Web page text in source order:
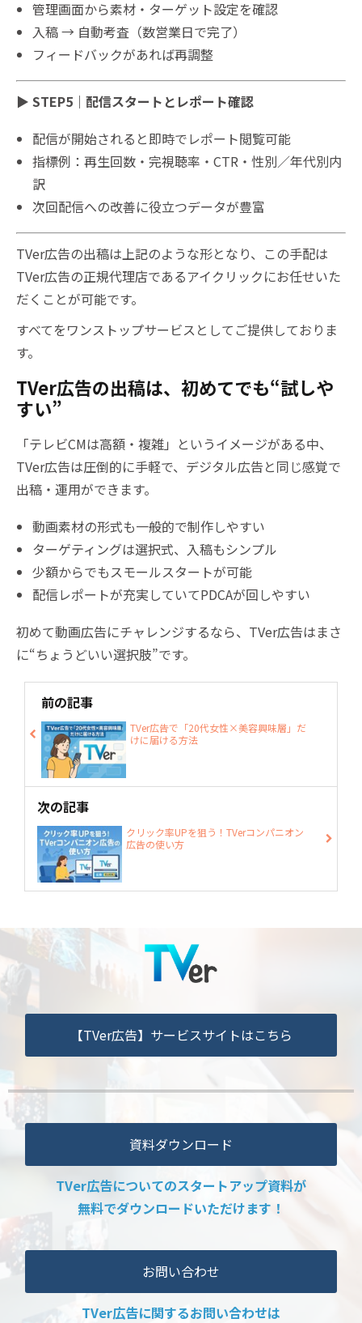
管理画面から素材・ターゲット設定を確認
入稿 → 自動考査（数営業日で完了）
フィードバックがあれば再調整
▶ STEP5｜配信スタートとレポート確認
配信が開始されると即時でレポート閲覧可能
指標例：再生回数・完視聴率・CTR・性別／年代別内
訳
次回配信への改善に役立つデータが豊富
TVer広告の出稿は上記のような形となり、この手配は
TVer広告の正規代理店であるアイクリックにお任せいた
だくことが可能です。
すべてをワンストップサービスとしてご提供しておりま
す。
TVer広告の出稿は、初めてでも“試しや
すい”
「テレビCMは高額・複雑」というイメージがある中、
TVer広告は圧倒的に手軽で、デジタル広告と同じ感覚で
出稿・運用ができます。
動画素材の形式も一般的で制作しやすい
ターゲティングは選択式、入稿もシンプル
少額からでもスモールスタートが可能
配信レポートが充実していてPDCAが回しやすい
初めて動画広告にチャレンジするなら、TVer広告はまさ
に“ちょうどいい選択肢”です。
前の記事
TVer広告で「20代女性×美容興味層」だ
けに届ける方法
次の記事
クリック率UPを狙う！TVerコンパニオン
広告の使い方
【TVer広告】サービスサイトはこちら
資料ダウンロード
TVer広告についてのスタートアップ資料が
無料でダウンロードいただけます！
お問い合わせ
TVer広告に関するお問い合わせは